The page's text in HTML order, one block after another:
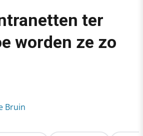
wereld: hoe worden ze zo goed?
ter
worden ze zo
Bruin